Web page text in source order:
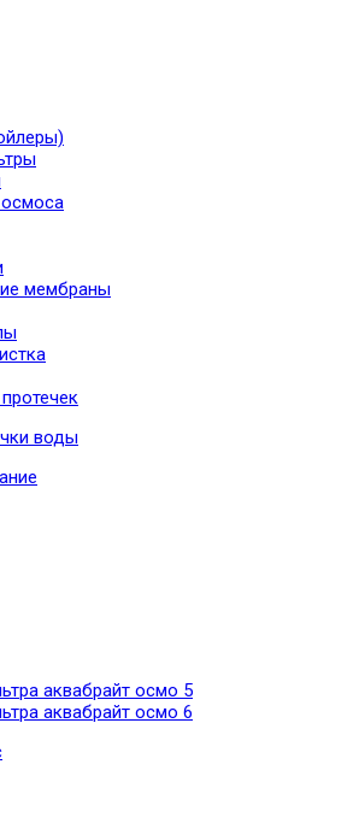
мембраны
воды
аквабрайт осмо 5
аквабрайт осмо 6